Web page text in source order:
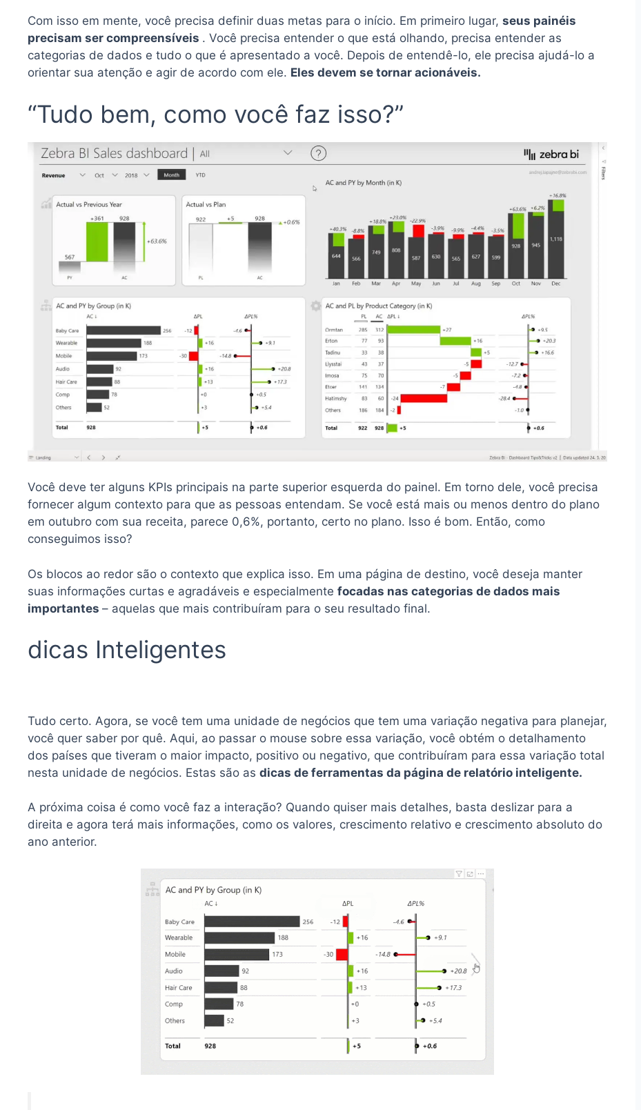
Com isso em mente, você precisa definir duas metas para o início. Em primeiro lugar, seus painéis
precisam ser compreensíveis . Você precisa entender o que está olhando, precisa entender as
categorias de dados e tudo o que é apresentado a você. Depois de entendê-lo, ele precisa ajudá-lo a
orientar sua atenção e agir de acordo com ele. Eles devem se tornar acionáveis.
“Tudo bem, como você faz isso?”
Você deve ter alguns KPIs principais na parte superior esquerda do painel. Em torno dele, você precisa
fornecer algum contexto para que as pessoas entendam. Se você está mais ou menos dentro do plano
em outubro com sua receita, parece 0,6%, portanto, certo no plano. Isso é bom. Então, como
conseguimos isso?
Os blocos ao redor são o contexto que explica isso. Em uma página de destino, você deseja manter
suas informações curtas e agradáveis ​​e especialmente focadas nas categorias de dados mais
importantes – aquelas que mais contribuíram para o seu resultado final.
dicas Inteligentes
Tudo certo. Agora, se você tem uma unidade de negócios que tem uma variação negativa para planejar,
você quer saber por quê. Aqui, ao passar o mouse sobre essa variação, você obtém o detalhamento
dos países que tiveram o maior impacto, positivo ou negativo, que contribuíram para essa variação total
nesta unidade de negócios. Estas são as dicas de ferramentas da página de relatório inteligente.
A próxima coisa é como você faz a interação? Quando quiser mais detalhes, basta deslizar para a
direita e agora terá mais informações, como os valores, crescimento relativo e crescimento absoluto do
ano anterior.